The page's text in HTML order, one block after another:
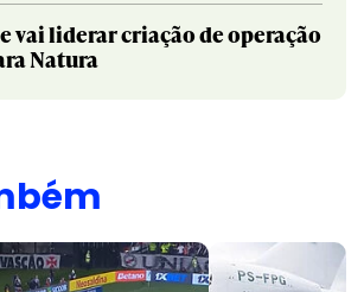
vai liderar criação de operação
Natura